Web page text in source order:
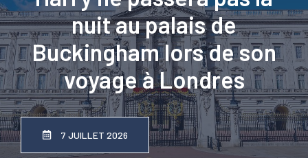
nuit au palais de
Buckingham lors de son
voyage à Londres
7 JUILLET 2026